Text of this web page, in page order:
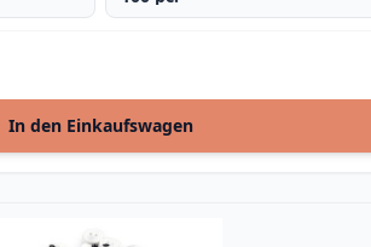
In den Einkaufswagen